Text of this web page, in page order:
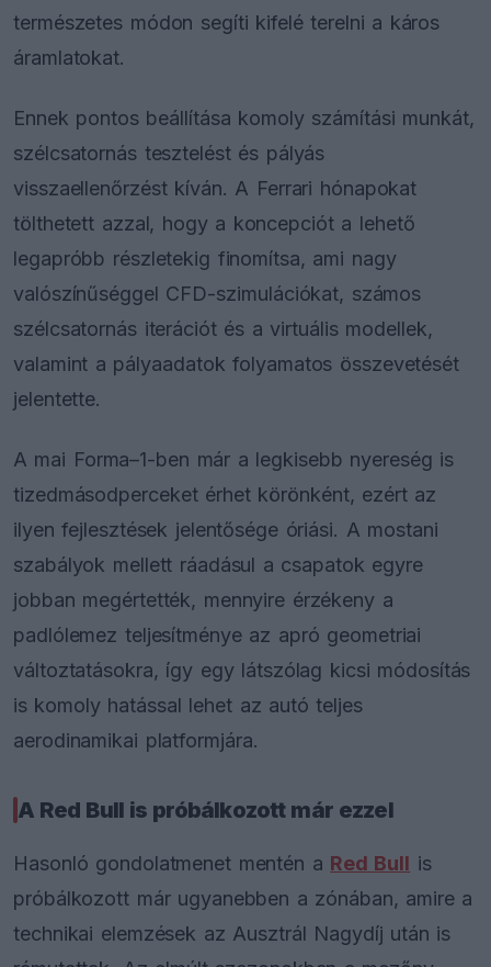
természetes módon segíti kifelé terelni a káros
áramlatokat.
Ennek pontos beállítása komoly számítási munkát,
szélcsatornás tesztelést és pályás
visszaellenőrzést kíván. A Ferrari hónapokat
tölthetett azzal, hogy a koncepciót a lehető
legapróbb részletekig finomítsa, ami nagy
valószínűséggel CFD-szimulációkat, számos
szélcsatornás iterációt és a virtuális modellek,
valamint a pályaadatok folyamatos összevetését
jelentette.
A mai Forma–1-ben már a legkisebb nyereség is
tizedmásodperceket érhet körönként, ezért az
ilyen fejlesztések jelentősége óriási. A mostani
szabályok mellett ráadásul a csapatok egyre
jobban megértették, mennyire érzékeny a
padlólemez teljesítménye az apró geometriai
változtatásokra, így egy látszólag kicsi módosítás
is komoly hatással lehet az autó teljes
aerodinamikai platformjára.
A Red Bull is próbálkozott már ezzel
Hasonló gondolatmenet mentén a Red Bull is
próbálkozott már ugyanebben a zónában, amire a
technikai elemzések az Ausztrál Nagydíj után is